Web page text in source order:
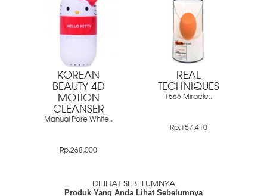
KOREAN
BEAUTY 4D
MOTION
CLEANSER
Manual Pore White..
Rp.268,000
REAL
TECHNIQUES
1566 Miracle..
Rp.157,410
DILIHAT SEBELUMNYA
Produk Yang Anda Lihat Sebelumnya